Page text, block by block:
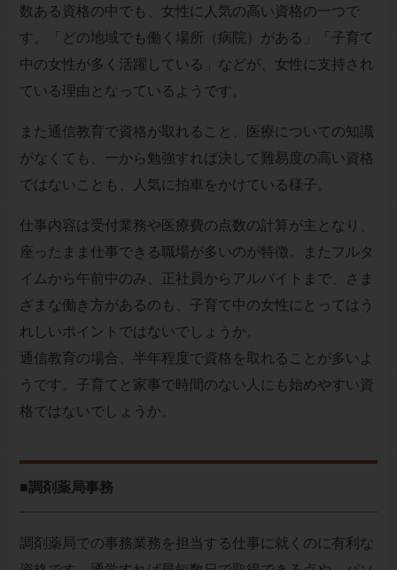
数ある資格の中でも、女性に人気の高い資格の一つで
す。「どの地域でも働く場所（病院）がある」「子育て
中の女性が多く活躍している」などが、女性に支持され
ている理由となっているようです。
また通信教育で資格が取れること、医療についての知識
がなくても、一から勉強すれば決して難易度の高い資格
ではないことも、人気に拍車をかけている様子。
仕事内容は受付業務や医療費の点数の計算が主となり、
座ったまま仕事できる職場が多いのが特徴。またフルタ
イムから午前中のみ、正社員からアルバイトまで、さま
ざまな働き方があるのも、子育て中の女性にとってはう
れしいポイントではないでしょうか。
通信教育の場合、半年程度で資格を取れることが多いよ
うです。子育てと家事で時間のない人にも始めやすい資
格ではないでしょうか。
■調剤薬局事務
調剤薬局での事務業務を担当する仕事に就くのに有利な